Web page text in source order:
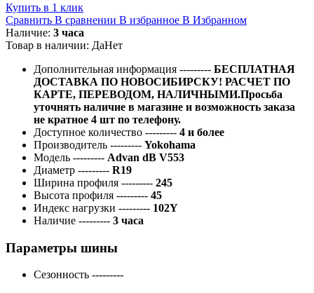
Купить в 1 клик
Сравнить В сравнении В избранное В Избранном
Наличие: 3 часа
Товар в наличии: ДаНет
Дополнительная информация --------- БЕСПЛАТНАЯ
ДОСТАВКА ПО НОВОСИБИРСКУ! РАСЧЕТ ПО
КАРТЕ, ПЕРЕВОДОМ, НАЛИЧНЫМИ.Просьба
уточнять наличие в магазине и возможность заказа
не кратное 4 шт по телефону.
Доступное количество --------- 4 и более
Производитель --------- Yokohama
Модель --------- Advan dB V553
Диаметр --------- R19
Ширина профиля --------- 245
Высота профиля --------- 45
Индекс нагрузки --------- 102Y
Наличие --------- 3 часа
Параметры шины
Сезонность ---------